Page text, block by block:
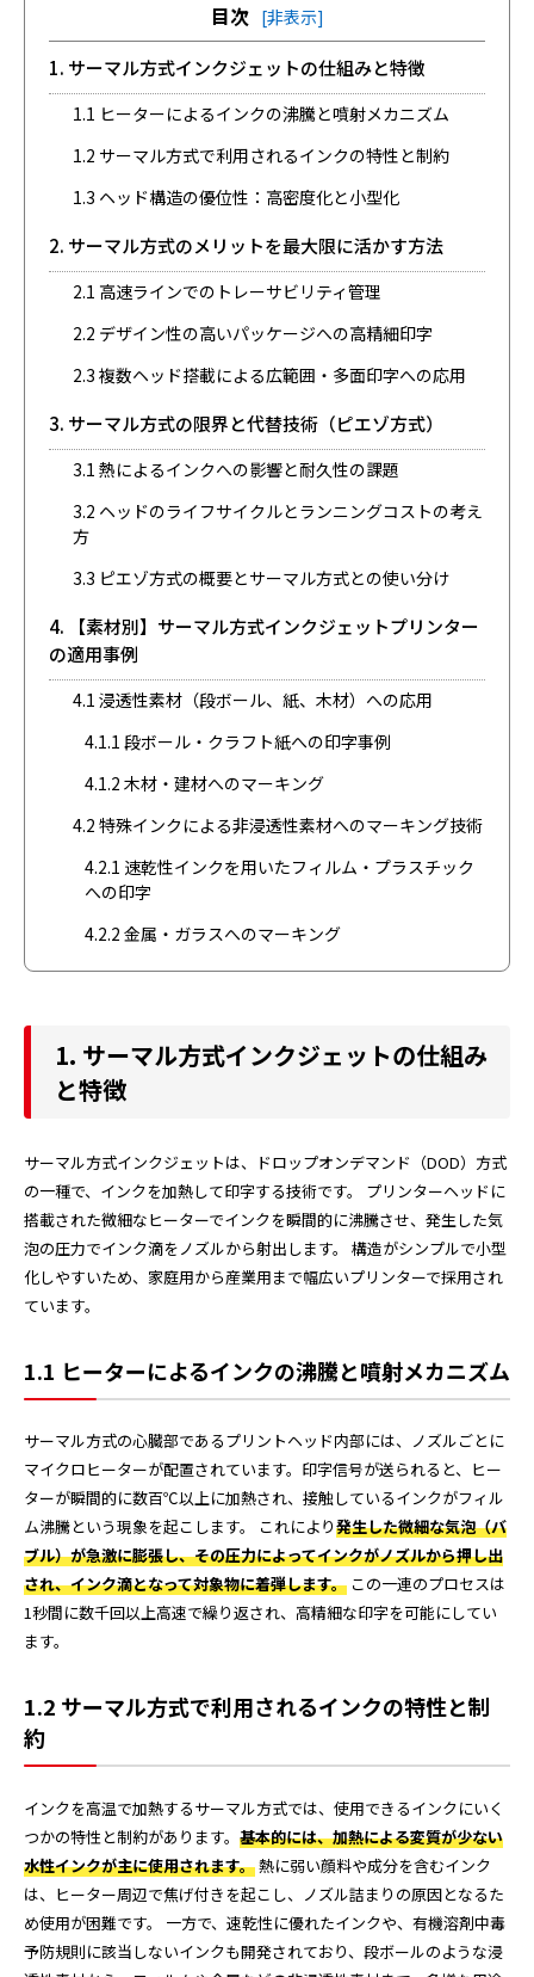
目次 [非表示]
1. サーマル方式インクジェットの仕組みと特徴
1.1 ヒーターによるインクの沸騰と噴射メカニズム
1.2 サーマル方式で利用されるインクの特性と制約
1.3 ヘッド構造の優位性：高密度化と小型化
2. サーマル方式のメリットを最大限に活かす方法
2.1 高速ラインでのトレーサビリティ管理
2.2 デザイン性の高いパッケージへの高精細印字
2.3 複数ヘッド搭載による広範囲・多面印字への応用
3. サーマル方式の限界と代替技術（ピエゾ方式）
3.1 熱によるインクへの影響と耐久性の課題
3.2 ヘッドのライフサイクルとランニングコストの考え
方
3.3 ピエゾ方式の概要とサーマル方式との使い分け
4. 【素材別】サーマル方式インクジェットプリンター
の適用事例
4.1 浸透性素材（段ボール、紙、木材）への応用
4.1.1 段ボール・クラフト紙への印字事例
4.1.2 木材・建材へのマーキング
4.2 特殊インクによる非浸透性素材へのマーキング技術
4.2.1 速乾性インクを用いたフィルム・プラスチック
への印字
4.2.2 金属・ガラスへのマーキング
1. サーマル方式インクジェットの仕組み
と特徴
サーマル方式インクジェットは、ドロップオンデマンド（DOD）方式
の一種で、インクを加熱して印字する技術です。 プリンターヘッドに
搭載された微細なヒーターでインクを瞬間的に沸騰させ、発生した気
泡の圧力でインク滴をノズルから射出します。 構造がシンプルで小型
化しやすいため、家庭用から産業用まで幅広いプリンターで採用され
ています。
1.1 ヒーターによるインクの沸騰と噴射メカニズム
サーマル方式の心臓部であるプリントヘッド内部には、ノズルごとに
マイクロヒーターが配置されています。印字信号が送られると、ヒー
ターが瞬間的に数百℃以上に加熱され、接触しているインクがフィル
ム沸騰という現象を起こします。 これにより発生した微細な気泡（バ
ブル）が急激に膨張し、その圧力によってインクがノズルから押し出
され、インク滴となって対象物に着弾します。 この一連のプロセスは
1秒間に数千回以上高速で繰り返され、高精細な印字を可能にしてい
ます。
1.2 サーマル方式で利用されるインクの特性と制
約
インクを高温で加熱するサーマル方式では、使用できるインクにいく
つかの特性と制約があります。 基本的には、加熱による変質が少ない
水性インクが主に使用されます。熱に弱い顔料や成分を含むインク
は、ヒーター周辺で焦げ付きを起こし、ノズル詰まりの原因となるた
め使用が困難です。 一方で、速乾性に優れたインクや、有機溶剤中毒
予防規則に該当しないインクも開発されており、段ボールのような浸